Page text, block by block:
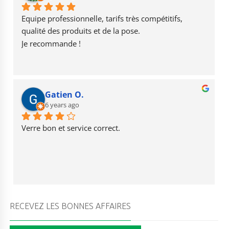
o
k
m e
Equipe professionnelle, tarifs très compétitifs,
qualité des produits et de la pose.
Je recommande !
Gatien O.
6 years ago
Verre bon et service correct.
RECEVEZ LES BONNES AFFAIRES